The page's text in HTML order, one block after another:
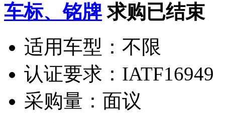
车标、铭牌 求购已结束
适用车型： 不限
认证要求： IATF16949
采购量： 面议